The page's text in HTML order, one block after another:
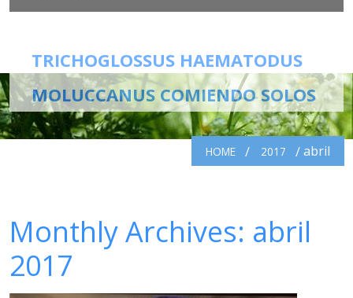
Nosotros
Aves
Venta
Contacto
TRICHOGLOSSUS HAEMATODUS
MOLUCCANUS COMIENDO SOLOS
HOME 2017 abril
Monthly Archives: abril
2017